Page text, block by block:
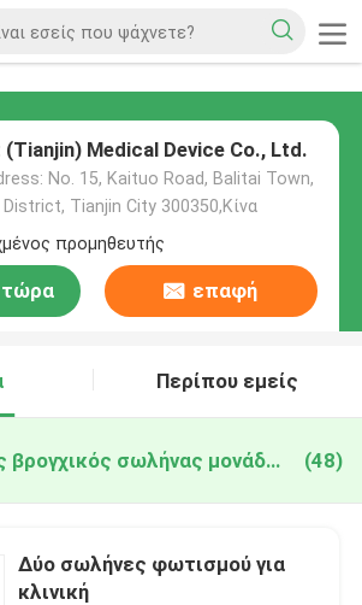
(Tianjin) Medical Device Co., Ltd.
No. 15, Kaituo Road, Balitai Town,
Tianjin City 300350,Κίνα
προμηθευτής
επαφή
Περίπου εμείς
Κίνα Διπλός βρογχικός σωλήνας μονάδων λούμεν (48)
Δύο σωλήνες φωτισμού για
κλινική